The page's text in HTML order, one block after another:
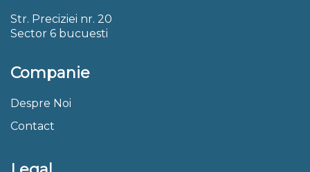
Str. Preciziei nr. 20
Sector 6 bucuesti
Companie
Despre Noi
Contact